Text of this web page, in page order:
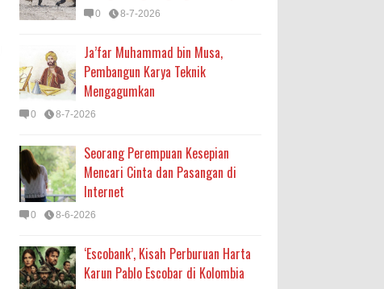
0 8-7-2026
Ja’far Muhammad bin Musa,
Pembangun Karya Teknik
Mengagumkan
0 8-7-2026
Seorang Perempuan Kesepian
Mencari Cinta dan Pasangan di
Internet
0 8-6-2026
‘Escobank’, Kisah Perburuan Harta
Karun Pablo Escobar di Kolombia